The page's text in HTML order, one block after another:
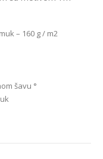
– 160 g / m2
šavu °